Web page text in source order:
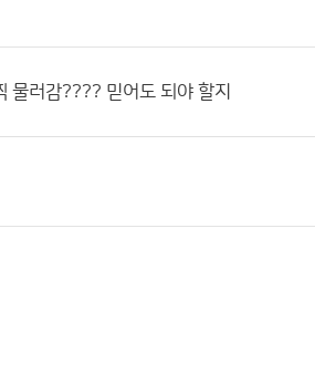
물러감???? 믿어도 되야 할지